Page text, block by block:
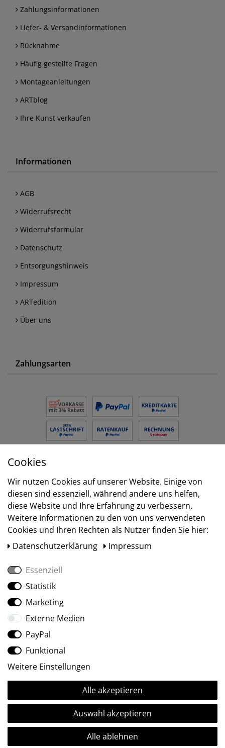
Zahlungsinformationen
Liefer- & Versandinformationen
Rücknahme
Häufig gestellte Fragen
Montageanleitungen
ARTblog
Ihre Kunst verkaufen
Informationen
AGB
Widerrufsrecht
Widerrufsformular
Datenschutz
Entsorgungshinweis
Impressum
ARTedition
Über uns
Zahlungsarten
Versand
Social Media
Ⓒ2009-2026 ARTland GmbH • Alle Rechte vorbehalten.
Cookies
Wir nutzen Cookies auf unserer Website. Einige von
diesen sind essenziell, während andere uns helfen,
diese Website und Ihre Erfahrung zu verbessern.
Weitere Informationen zu den von uns verwendeten
Cookies und Ihren Rechten als Nutzer finden Sie hier:
Daten­schutz­erklärung
Impressum
Essenziell
Statistik
Marketing
Externe Medien
PayPal
Funktional
Weitere Einstellungen
Alle akzeptieren
Auswahl akzeptieren
Alle ablehnen